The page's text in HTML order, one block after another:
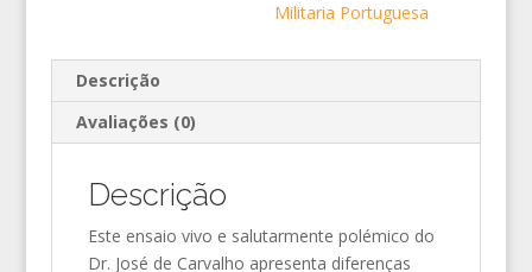
Militaria Portuguesa
Descrição
Avaliações (0)
Descrição
Este ensaio vivo e salutarmente polémico do
Dr. José de Carvalho apresenta diferenças